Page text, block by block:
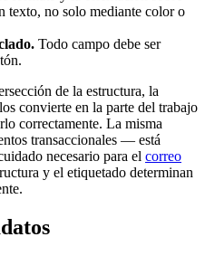
texto, no solo mediante color o
Todo campo debe ser
de la estructura, la
convierte en la parte del trabajo
correctamente. La misma
transaccionales — está
necesario para el correo
y el etiquetado determinan